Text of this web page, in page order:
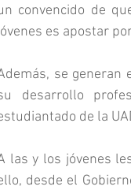
convencido de
es apostar
se generan
desarrollo
de la
las y los jóvenes
desde el